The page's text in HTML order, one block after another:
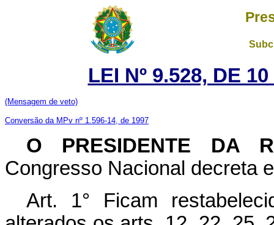
LEI Nº 9.528, DE
(Mensagem de veto)
Conversão da MPv nº 1.596-14, de 1997
O PRESIDENTE DA
Congresso Nacional decreta
Art. 1° Ficam